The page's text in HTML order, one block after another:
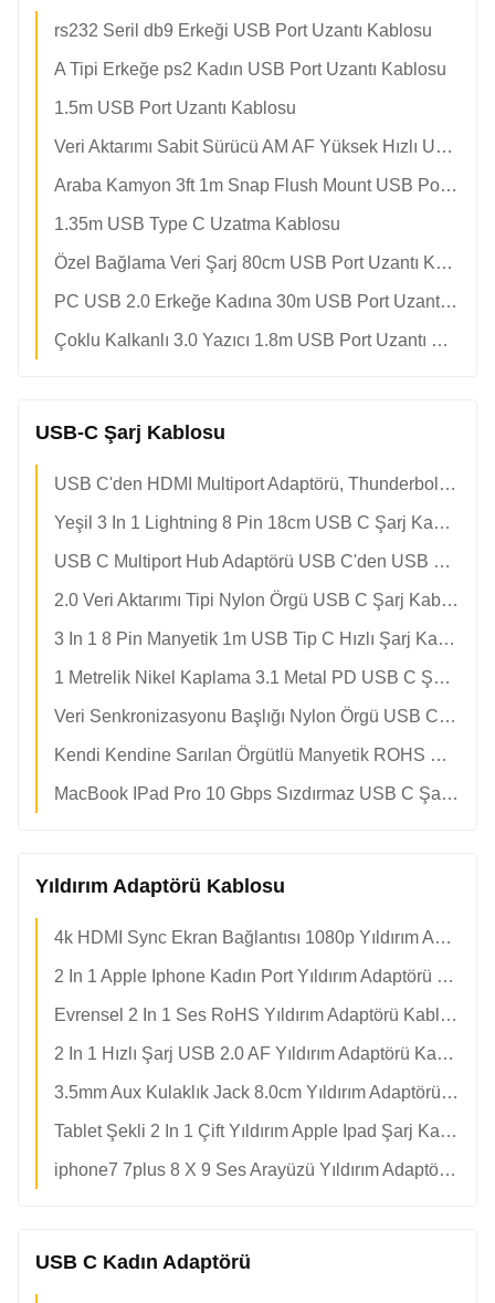
rs232 Seril db9 Erkeği USB Port Uzantı Kablosu
A Tipi Erkeğe ps2 Kadın USB Port Uzantı Kablosu
1.5m USB Port Uzantı Kablosu
Veri Aktarımı Sabit Sürücü AM AF Yüksek Hızlı USB Uzatma Kablosu
Araba Kamyon 3ft 1m Snap Flush Mount USB Port Uzantı Kablosu
1.35m USB Type C Uzatma Kablosu
Özel Bağlama Veri Şarj 80cm USB Port Uzantı Kablosu
PC USB 2.0 Erkeğe Kadına 30m USB Port Uzantı Kablosu
Çoklu Kalkanlı 3.0 Yazıcı 1.8m USB Port Uzantı Kablosu
USB-C Şarj Kablosu
USB C'den HDMI Multiport Adaptörü, Thunderbolt 3'ten HDMI Hub'a 4k HDMI, 1*USB 3.0 Ve 65w PD Şarj...
Yeşil 3 In 1 Lightning 8 Pin 18cm USB C Şarj Kablosu
USB C Multiport Hub Adaptörü USB C'den USB Hub'a 100w PD, Uni (Slim & Alüminyum & Naylon) USB Tipi C'den USB Adaptörü Ile
2.0 Veri Aktarımı Tipi Nylon Örgü USB C Şarj Kablosu
3 In 1 8 Pin Manyetik 1m USB Tip C Hızlı Şarj Kablosu
1 Metrelik Nikel Kaplama 3.1 Metal PD USB C Şarj Kablosu
Veri Senkronizasyonu Başlığı Nylon Örgü USB C Hızlı Şarj Kablosu
Kendi Kendine Sarılan Örgütlü Manyetik ROHS USB C Şarj Kablosu
MacBook IPad Pro 10 Gbps Sızdırmaz USB C Şarj Kablosu
Yıldırım Adaptörü Kablosu
4k HDMI Sync Ekran Bağlantısı 1080p Yıldırım Adaptörü Kablosu
2 In 1 Apple Iphone Kadın Port Yıldırım Adaptörü Kablosu
Evrensel 2 In 1 Ses RoHS Yıldırım Adaptörü Kablosu
2 In 1 Hızlı Şarj USB 2.0 AF Yıldırım Adaptörü Kablosu
3.5mm Aux Kulaklık Jack 8.0cm Yıldırım Adaptörü Kablosu
Tablet Şekli 2 In 1 Çift Yıldırım Apple Ipad Şarj Kablosu
iphone7 7plus 8 X 9 Ses Arayüzü Yıldırım Adaptörü Kablosu
USB C Kadın Adaptörü